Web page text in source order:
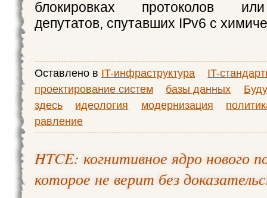
блокировках протоколов
депутатов, спутавших IPv6 с
Оставлено в IT-инфраструктура
IT-
проектирование систем
базы данных
здесь
идеология модернизация
равление
HTCE: когнитивное ядро нового
которое не верит без